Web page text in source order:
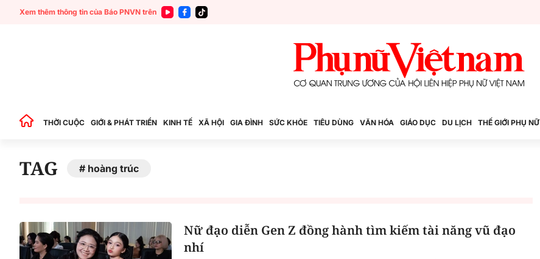
Xem thêm thông tin của Báo PNVN trên
THỜI CUỘC GIỚI & PHÁT TRIỂN KINH TẾ XÃ HỘI GIA ĐÌNH SỨC KHỎE TIÊU DÙNG VĂN HÓA GIÁO DỤC DU LỊCH THẾ GIỚI PHỤ NỮ
TAG hoàng trúc
Nữ đạo diễn Gen Z đồng hành tìm kiếm tài năng vũ đạo
nhí